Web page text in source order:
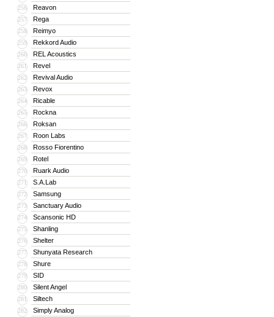
256 Reavon
257 Rega
258 Reimyo
259 Rekkord Audio
260 REL Acoustics
261 Revel
262 Revival Audio
263 Revox
264 Ricable
265 Rockna
266 Roksan
267 Roon Labs
268 Rosso Fiorentino
269 Rotel
270 Ruark Audio
271 S.A.Lab
272 Samsung
273 Sanctuary Audio
274 Scansonic HD
275 Shanling
276 Shelter
277 Shunyata Research
278 Shure
279 SID
280 Silent Angel
281 Siltech
282 Simply Analog